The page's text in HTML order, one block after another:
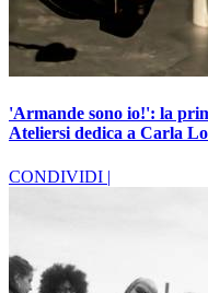
'Armande sono io!': la
Ateliersi dedica a Carla
CONDIVIDI |